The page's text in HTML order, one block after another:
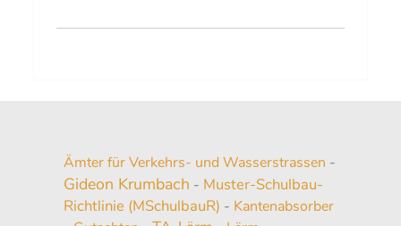
Ämter für Verkehrs- und Wasserstrassen -
Gideon Krumbach - Muster-Schulbau-
Richtlinie (MSchulbauR) - Kantenabsorber